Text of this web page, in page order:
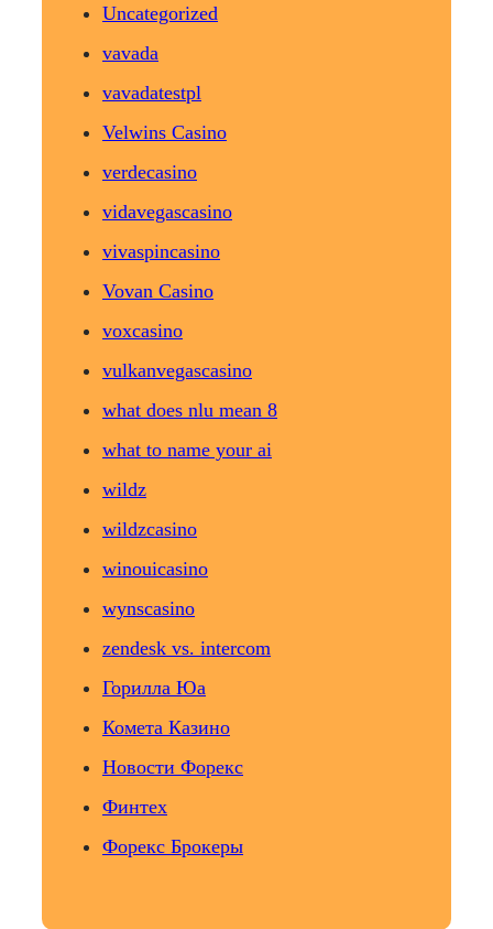
Uncategorized
vavada
vavadatestpl
Velwins Casino
verdecasino
vidavegascasino
vivaspincasino
Vovan Casino
voxcasino
vulkanvegascasino
what does nlu mean 8
what to name your ai
wildz
wildzcasino
winouicasino
wynscasino
zendesk vs. intercom
Горилла Юа
Комета Казино
Новости Форекс
Финтех
Форекс Брокеры